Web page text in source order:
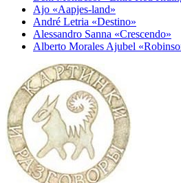
Ajo «Aapjes-land»
André Letria «Destino»
Alessandro Sanna «Crescendo»
Alberto Morales Ajubel